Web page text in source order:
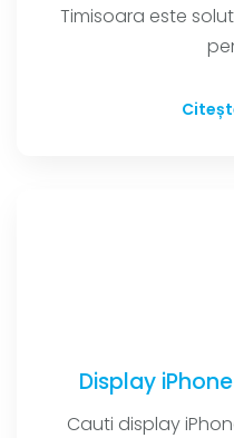
Timisoara este
Display
Cauti display